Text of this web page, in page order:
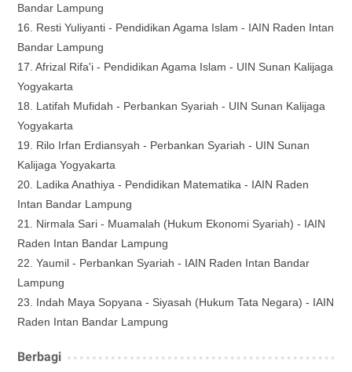
Bandar Lampung
16. Resti Yuliyanti - Pendidikan Agama Islam - IAIN Raden Intan
Bandar Lampung
17. Afrizal Rifa'i - Pendidikan Agama Islam - UIN Sunan Kalijaga
Yogyakarta
18. Latifah Mufidah - Perbankan Syariah - UIN Sunan Kalijaga
Yogyakarta
19. Rilo Irfan Erdiansyah - Perbankan Syariah - UIN Sunan
Kalijaga Yogyakarta
20. Ladika Anathiya - Pendidikan Matematika - IAIN Raden
Intan Bandar Lampung
21. Nirmala Sari - Muamalah (Hukum Ekonomi Syariah) - IAIN
Raden Intan Bandar Lampung
22. Yaumil - Perbankan Syariah - IAIN Raden Intan Bandar
Lampung
23. Indah Maya Sopyana - Siyasah (Hukum Tata Negara) - IAIN
Raden Intan Bandar Lampung
Berbagi